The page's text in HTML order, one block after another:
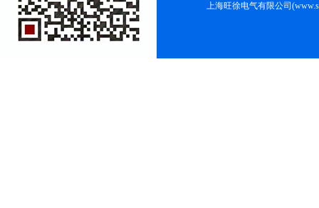
上海旺徐电气有限公司